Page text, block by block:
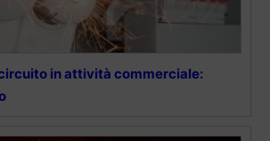
in attività commerciale: